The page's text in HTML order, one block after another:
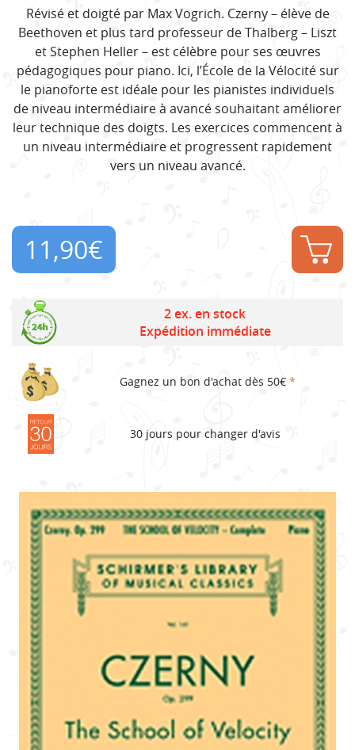
Révisé et doigté par Max Vogrich. Czerny – élève de
Beethoven et plus tard professeur de Thalberg – Liszt
et Stephen Heller – est célèbre pour ses œuvres
pédagogiques pour piano. Ici, l’École de la Vélocité sur
le pianoforte est idéale pour les pianistes individuels
de niveau intermédiaire à avancé souhaitant améliorer
leur technique des doigts. Les exercices commencent à
un niveau intermédiaire et progressent rapidement
vers un niveau avancé.
11,90€
2 ex. en stock
Expédition immédiate
Gagnez un bon d'achat dès 50€ *
30 jours pour changer d'avis